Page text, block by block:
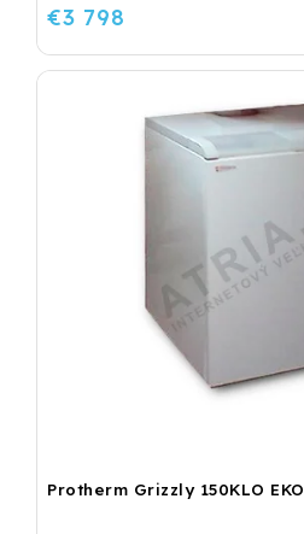
€3 798
Protherm Grizzly 150KLO EKO